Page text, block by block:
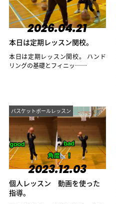
2026.04.21
本日は定期レッスン関校。
本日は定期レッスン関校。 ハンド
リングの基礎とフィニッ……
バスケットボールレッスン
2023.12.03
個人レッスン 動画を使った
指導。